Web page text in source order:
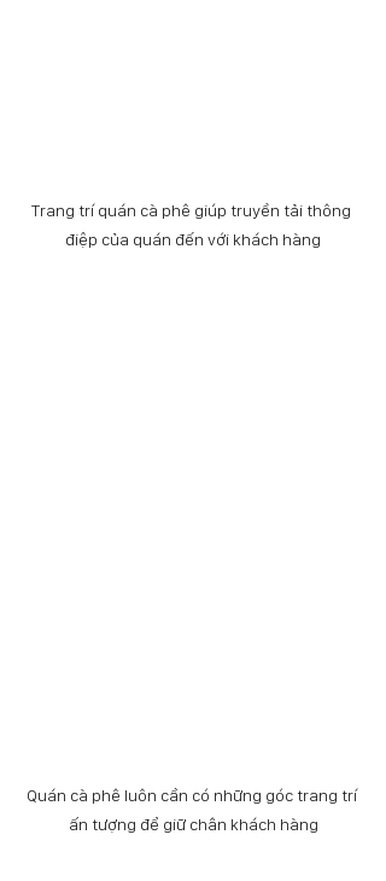
Trang trí quán cà phê giúp truyền tải thông
điệp của quán đến với khách hàng
Quán cà phê luôn cần có những góc trang trí
ấn tượng để giữ chân khách hàng